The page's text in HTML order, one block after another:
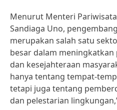
Menurut Menteri
Sandiaga Uno,
merupakan salah satu
besar dalam
dan kesejahteraan
hanya tentang tempat-
tetapi juga tentang
dan pelestarian